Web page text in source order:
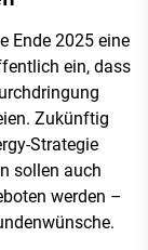
Ende 2025 eine
ein, dass
Zukünftig
Strategie
sollen auch
werden –